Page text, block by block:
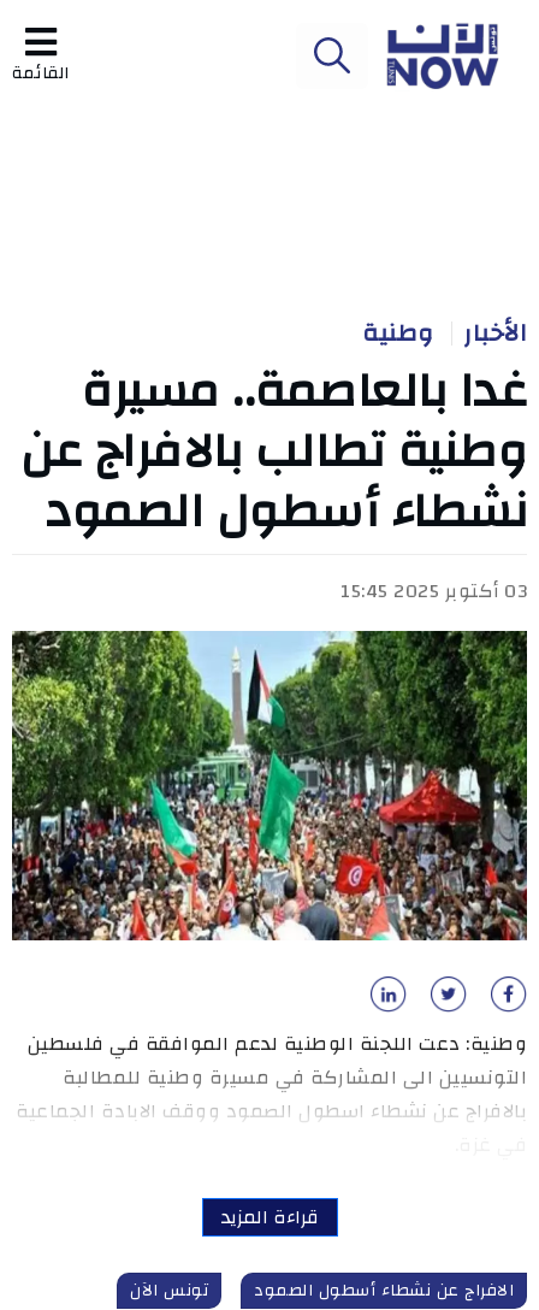
القائمة
الأخبار وطنية
غدا بالعاصمة.. مسيرة
وطنية تطالب بالافراج عن
نشطاء أسطول الصمود
03 أكتوبر 2025 15:45
وطنية: دعت اللجنة الوطنية لدعم الموافقة في فلسطين
التونسيين الى المشاركة في مسيرة وطنية للمطالبة
بالافراج عن نشطاء اسطول الصمود ووقف الابادة الجماعية
قراءة المزيد
الافراج عن نشطاء أسطول الصمود
تونس الآن